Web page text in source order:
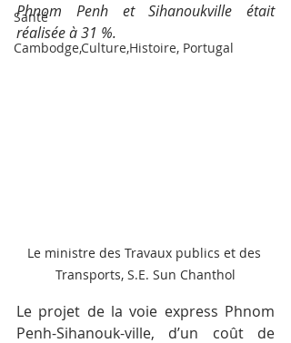
Santé
Cambodge,Culture,Histoire, Portugal
Phnom Penh et Sihanoukville était
réalisée à 31 %.
Le ministre des Travaux publics et des
Transports, S.E. Sun Chanthol
Le projet de la voie express Phnom
Penh-Sihanouk-ville, d’un coût de